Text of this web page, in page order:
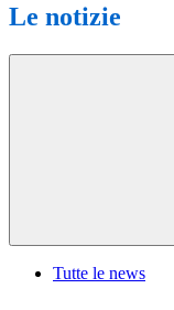
Le notizie
Tutte le news